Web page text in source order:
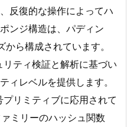
反復的な操作によってハ
ンジ構造は、パディン
ら構成されています。
ティ検証と解析に基づい
ィレベルを提供します。
リミティブに応用されて
ミリーのハッシュ関数